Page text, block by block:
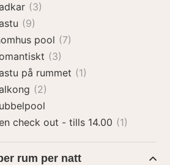
(3)
(9)
pool (7)
(3)
på rummet (1)
(2)
check out - tills 14.00 (1)
rum per natt